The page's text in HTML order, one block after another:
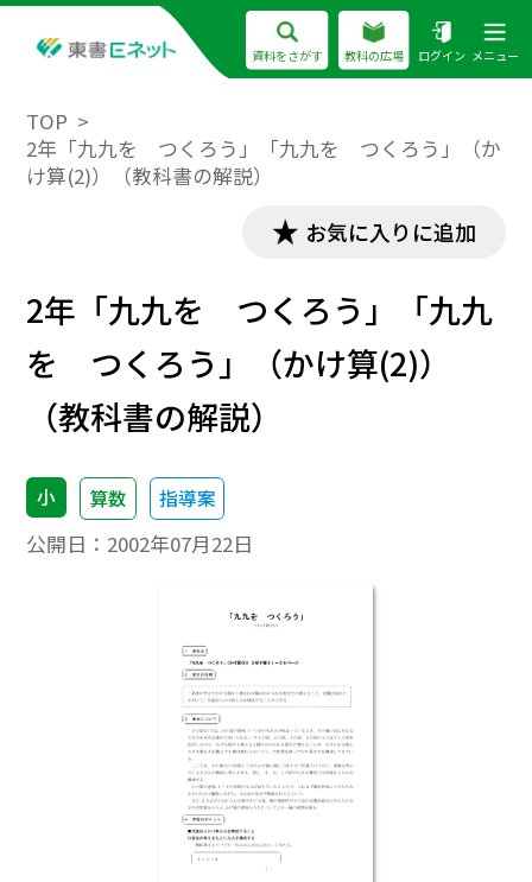
資料をさがす 教科の広場 ログイン メニュー
TOP
2年「九九を つくろう」「九九を つくろう」（か
け算(2)）（教科書の解説）
お気に入りに追加
2年「九九を つくろう」「九九
を つくろう」（かけ算(2)）
（教科書の解説）
小 算数 指導案
公開日： 2002年07月22日